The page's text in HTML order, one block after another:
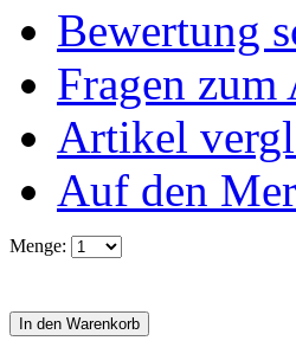
Bewertung
Fragen
Artikel
Auf den
Menge: